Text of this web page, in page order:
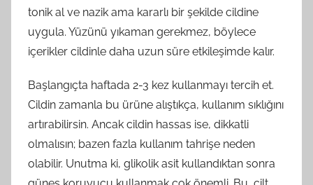
tonik al ve nazik ama kararlı bir şekilde cildine
uygula. Yüzünü yıkaman gerekmez, böylece
içerikler cildinle daha uzun süre etkileşimde kalır.
Başlangıçta haftada 2-3 kez kullanmayı tercih et.
Cildin zamanla bu ürüne alıştıkça, kullanım sıklığını
artırabilirsin. Ancak cildin hassas ise, dikkatli
olmalısın; bazen fazla kullanım tahrişe neden
olabilir. Unutma ki, glikolik asit kullandıktan sonra